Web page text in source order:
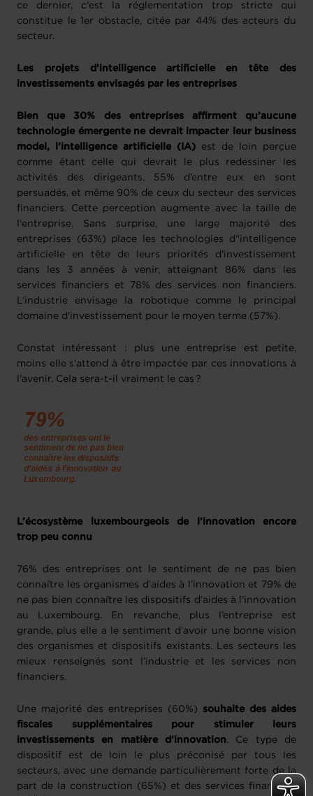
ce dernier, c'est la réglementation trop stricte qui
constitue le 1er obstacle, citée par 44% des acteurs du
secteur.
Les projets d’intelligence artificielle en tête des
investissements envisagés par les entreprises
Bien que 30% des entreprises affirment qu’aucune
technologie émergente ne devrait impacter leur business
model, l’intelligence artificielle (IA) est de loin perçue
comme étant celle qui devrait le plus redessiner les
activités des dirigeants. 55% d’entre eux en sont
persuadés, et même 90% de ceux du secteur des services
financiers. Cette perception augmente avec la taille de
l'entreprise. Sans surprise, une large majorité des
entreprises (63%) place les technologies d’'intelligence
artificielle en tête de leurs priorités d'investissement
dans les 3 années à venir, atteignant 86% dans les
services financiers et 78% des services non financiers.
L’industrie envisage la robotique comme le principal
domaine d'investissement pour le moyen terme (57%).
Constat intéressant : plus une entreprise est petite,
moins elle s'attend à être impactée par ces innovations à
l'avenir. Cela sera-t-il vraiment le cas ?
L’écosystème luxembourgeois de l’innovation encore
trop peu connu
76% des entreprises ont le sentiment de ne pas bien
connaître les organismes d’aides à l’innovation et 79% de
ne pas bien connaître les dispositifs d’aides à l’innovation
au Luxembourg. En revanche, plus l’entreprise est
grande, plus elle a le sentiment d’avoir une bonne vision
des organismes et dispositifs existants. Les secteurs les
mieux renseignés sont l’industrie et les services non
financiers.
Une majorité des entreprises (60%) souhaite des aides
fiscales supplémentaires pour stimuler leurs
investissements en matière d’innovation. Ce type de
dispositif est de loin le plus préconisé par tous les
secteurs, avec une demande particulièrement forte de la
part de la construction (65%) et des services financiers